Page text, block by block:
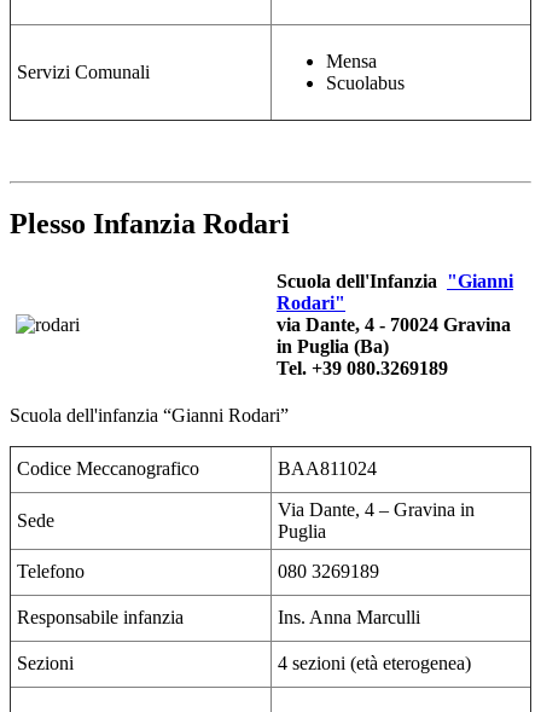
Servizi Comunali
Mensa
Scuolabus
Plesso Infanzia Rodari
Scuola dell'Infanzia "Gianni
Rodari"
via Dante, 4 - 70024 Gravina
in Puglia (Ba)
Tel. +39 080.3269189
Scuola dell'infanzia “Gianni Rodari”
Codice Meccanografico BAA811024
Sede
Via Dante, 4 – Gravina in
Puglia
Telefono
080 3269189
Responsabile infanzia Ins. Anna Marculli
Sezioni 4 sezioni (età eterogenea)